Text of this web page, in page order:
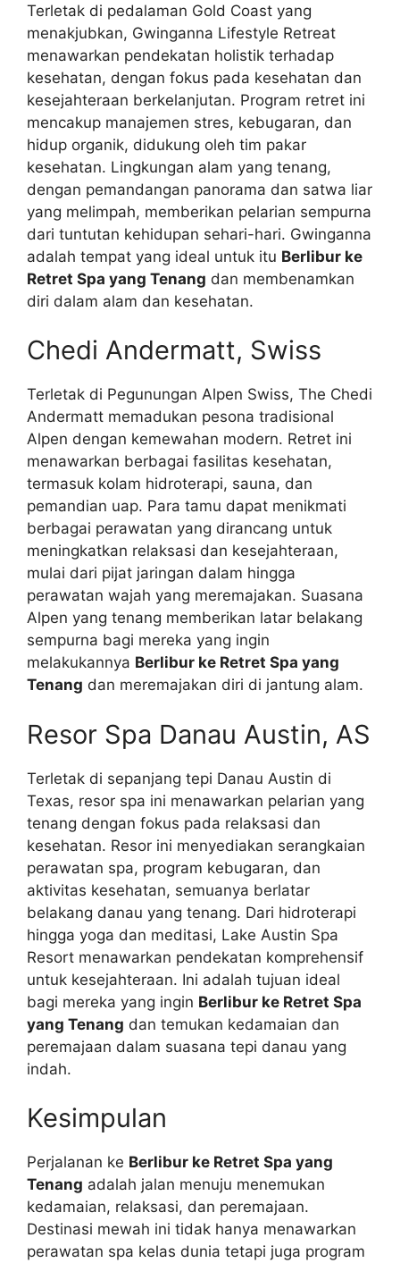
Terletak di pedalaman Gold Coast yang
menakjubkan, Gwinganna Lifestyle Retreat
menawarkan pendekatan holistik terhadap
kesehatan, dengan fokus pada kesehatan dan
kesejahteraan berkelanjutan. Program retret ini
mencakup manajemen stres, kebugaran, dan
hidup organik, didukung oleh tim pakar
kesehatan. Lingkungan alam yang tenang,
dengan pemandangan panorama dan satwa liar
yang melimpah, memberikan pelarian sempurna
dari tuntutan kehidupan sehari-hari. Gwinganna
adalah tempat yang ideal untuk itu Berlibur ke
Retret Spa yang Tenang dan membenamkan
diri dalam alam dan kesehatan.
Chedi Andermatt, Swiss
Terletak di Pegunungan Alpen Swiss, The Chedi
Andermatt memadukan pesona tradisional
Alpen dengan kemewahan modern. Retret ini
menawarkan berbagai fasilitas kesehatan,
termasuk kolam hidroterapi, sauna, dan
pemandian uap. Para tamu dapat menikmati
berbagai perawatan yang dirancang untuk
meningkatkan relaksasi dan kesejahteraan,
mulai dari pijat jaringan dalam hingga
perawatan wajah yang meremajakan. Suasana
Alpen yang tenang memberikan latar belakang
sempurna bagi mereka yang ingin
melakukannya Berlibur ke Retret Spa yang
Tenang dan meremajakan diri di jantung alam.
Resor Spa Danau Austin, AS
Terletak di sepanjang tepi Danau Austin di
Texas, resor spa ini menawarkan pelarian yang
tenang dengan fokus pada relaksasi dan
kesehatan. Resor ini menyediakan serangkaian
perawatan spa, program kebugaran, dan
aktivitas kesehatan, semuanya berlatar
belakang danau yang tenang. Dari hidroterapi
hingga yoga dan meditasi, Lake Austin Spa
Resort menawarkan pendekatan komprehensif
untuk kesejahteraan. Ini adalah tujuan ideal
bagi mereka yang ingin Berlibur ke Retret Spa
yang Tenang dan temukan kedamaian dan
peremajaan dalam suasana tepi danau yang
indah.
Kesimpulan
Perjalanan ke Berlibur ke Retret Spa yang
Tenang adalah jalan menuju menemukan
kedamaian, relaksasi, dan peremajaan.
Destinasi mewah ini tidak hanya menawarkan
perawatan spa kelas dunia tetapi juga program